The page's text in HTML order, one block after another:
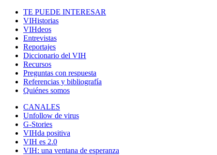
TE PUEDE INTERESAR
VIHistorias
VIHdeos
Entrevistas
Reportajes
Diccionario del VIH
Recursos
Preguntas con respuesta
Referencias y bibliografía
Quiénes somos
CANALES
Unfollow de virus
G-Stories
VIHda positiva
VIH es 2.0
VIH: una ventana de esperanza